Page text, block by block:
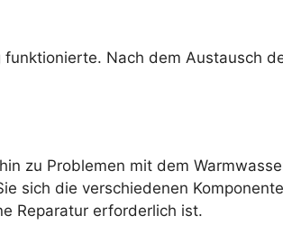
Nach dem Austausch
zu Problemen mit dem
sich die verschiedenen
Reparatur erforderlich ist.